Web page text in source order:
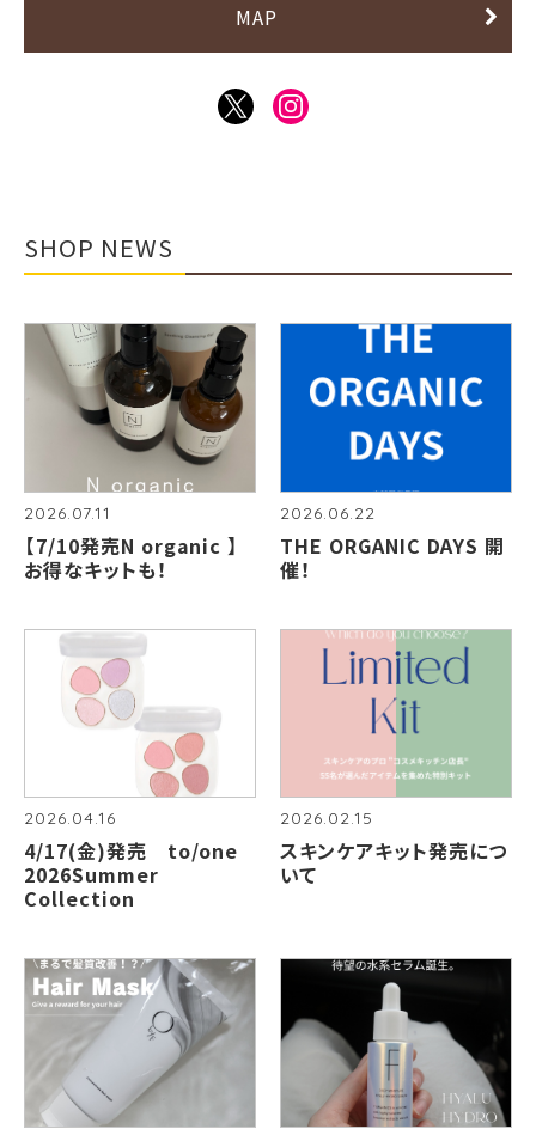
MAP
SHOP NEWS
2026.07.11
【7/10発売N organic 】
お得なキットも！
2026.06.22
THE ORGANIC DAYS 開
催！
2026.04.16
4/17(金)発売 to/one
2026Summer
Collection
2026.02.15
スキンケアキット発売につ
いて